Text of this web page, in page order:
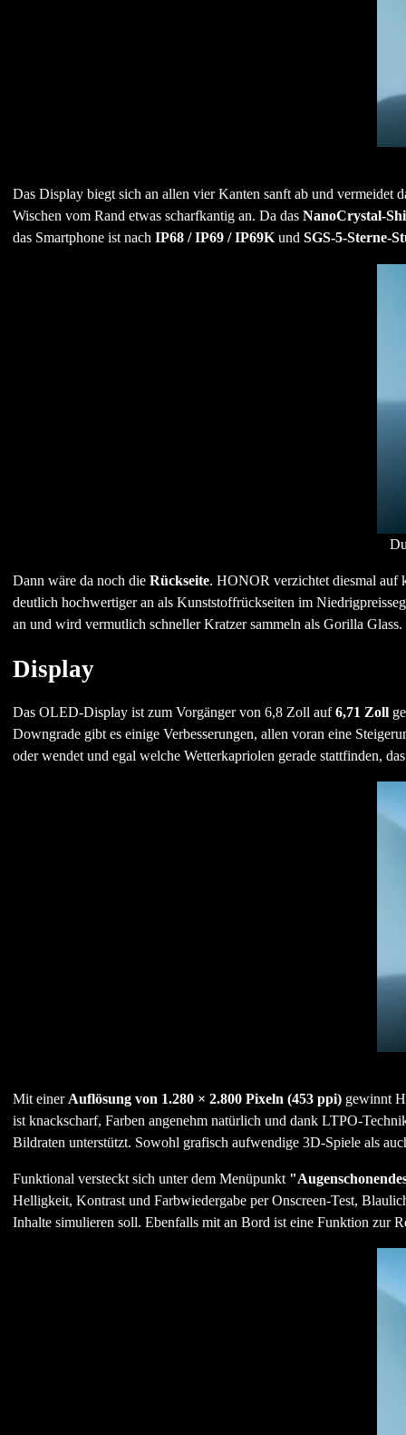
Das Display biegt sich an allen vier Kanten sanft ab und vermeidet
Wischen vom Rand etwas scharfkantig an. Da das NanoCrystal-
das Smartphone ist nachIP68 / IP69 / IP69Kund SGS-5-Sterne-
Dann wäre da noch die Rückseite. HONOR verzichtet diesmal auf
deutlich hochwertiger an als Kunststoffrückseiten im
an und wird vermutlich schneller Kratzer sammeln als Gorilla
Display
Das OLED-Display ist zum Vorgänger von 6,8 Zoll auf6,71 Zoll
Downgrade gibt es einige Verbesserungen, allen voran eine
oder wendet und egal welche Wetterkapriolen gerade stattfinden,
Mit einer Auflösung von 1.280 × 2.800 Pixeln (453 ppi)gewinnt
ist knackscharf, Farben angenehm natürlich und dank LTPO-
Bildraten unterstützt. Sowohl grafisch aufwendige 3D-Spiele als
Funktional versteckt sich unter dem Menüpunkt
Helligkeit, Kontrast und Farbwiedergabe per Onscreen-Test,
Inhalte simulieren soll. Ebenfalls mit an Bord ist eine Funktion zur